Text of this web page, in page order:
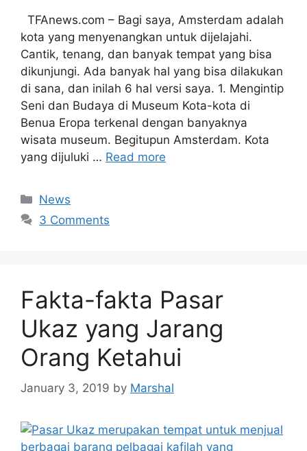
TFAnews.com – Bagi saya, Amsterdam adalah
kota yang menyenangkan untuk dijelajahi.
Cantik, tenang, dan banyak tempat yang bisa
dikunjungi. Ada banyak hal yang bisa dilakukan
di sana, dan inilah 6 hal versi saya. 1. Mengintip
Seni dan Budaya di Museum Kota-kota di
Benua Eropa terkenal dengan banyaknya
wisata museum. Begitupun Amsterdam. Kota
yang dijuluki … Read more
News
3 Comments
Fakta-fakta Pasar
Ukaz yang Jarang
Orang Ketahui
January 3, 2019 by Marshal